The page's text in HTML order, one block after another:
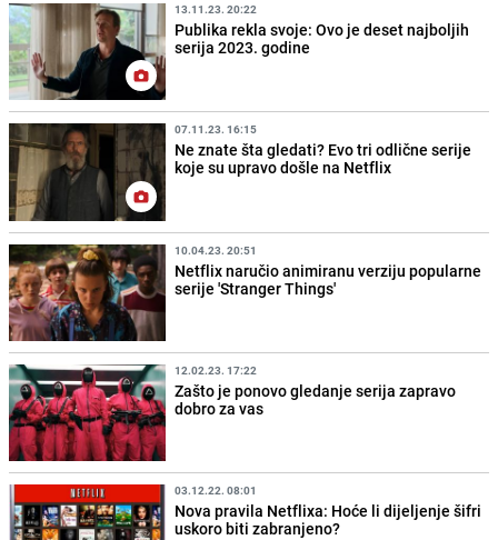
13.11.23. 20:22
Publika rekla svoje: Ovo je deset najboljih
serija 2023. godine
07.11.23. 16:15
Ne znate šta gledati? Evo tri odlične serije
koje su upravo došle na Netflix
10.04.23. 20:51
Netflix naručio animiranu verziju popularne
serije 'Stranger Things'
12.02.23. 17:22
Zašto je ponovo gledanje serija zapravo
dobro za vas
03.12.22. 08:01
Nova pravila Netflixa: Hoće li dijeljenje šifri
uskoro biti zabranjeno?